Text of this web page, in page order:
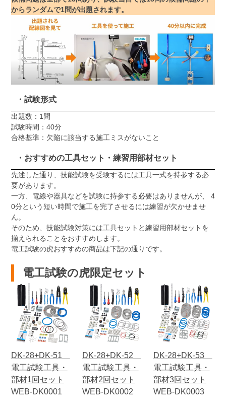
からランダムで1問が出題されます。
・試験形式
出題数：1問
試験時間：40分
合格基準：欠陥に該当する施工ミスがないこと
・おすすめの工具セット・練習用部材セット
先述した通り、技能試験を受験するには工具一式を持参する必
要があります。
一方、電線や器具などを試験に持参する必要はありませんが、 4
0分という短い時間で施工を完了させるには練習が欠かせませ
ん。
そのため、技能試験対策には工具セットと練習用部材セットを
揃えられることをおすすめします。
電工試験の虎おすすめの商品は下記の通りです。
電工試験の虎限定セット
DK-28+DK-51
電工試験工具・
部材1回セット
WEB-DK0001
DK-28+DK-52
電工試験工具・
部材2回セット
WEB-DK0002
DK-28+DK-53
電工試験工具・
部材3回セット
WEB-DK0003